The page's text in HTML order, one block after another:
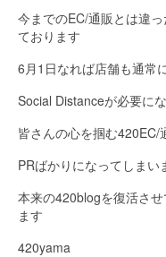
今までのEC/通販とは違
ております
6月1日なれば店舗も通常
Social Distanceが必要に
皆さんの心を掴む420EC/
PRばかりになってしま
本来の420blogを復活さ
ます
420yama